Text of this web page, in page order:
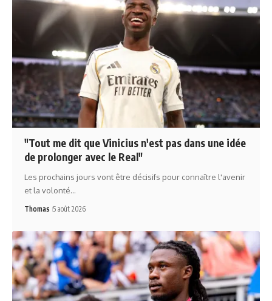
"Tout me dit que Vinicius n'est pas dans une idée
de prolonger avec le Real"
Les prochains jours vont être décisifs pour connaître l'avenir
et la volonté…
Thomas 5 août 2026